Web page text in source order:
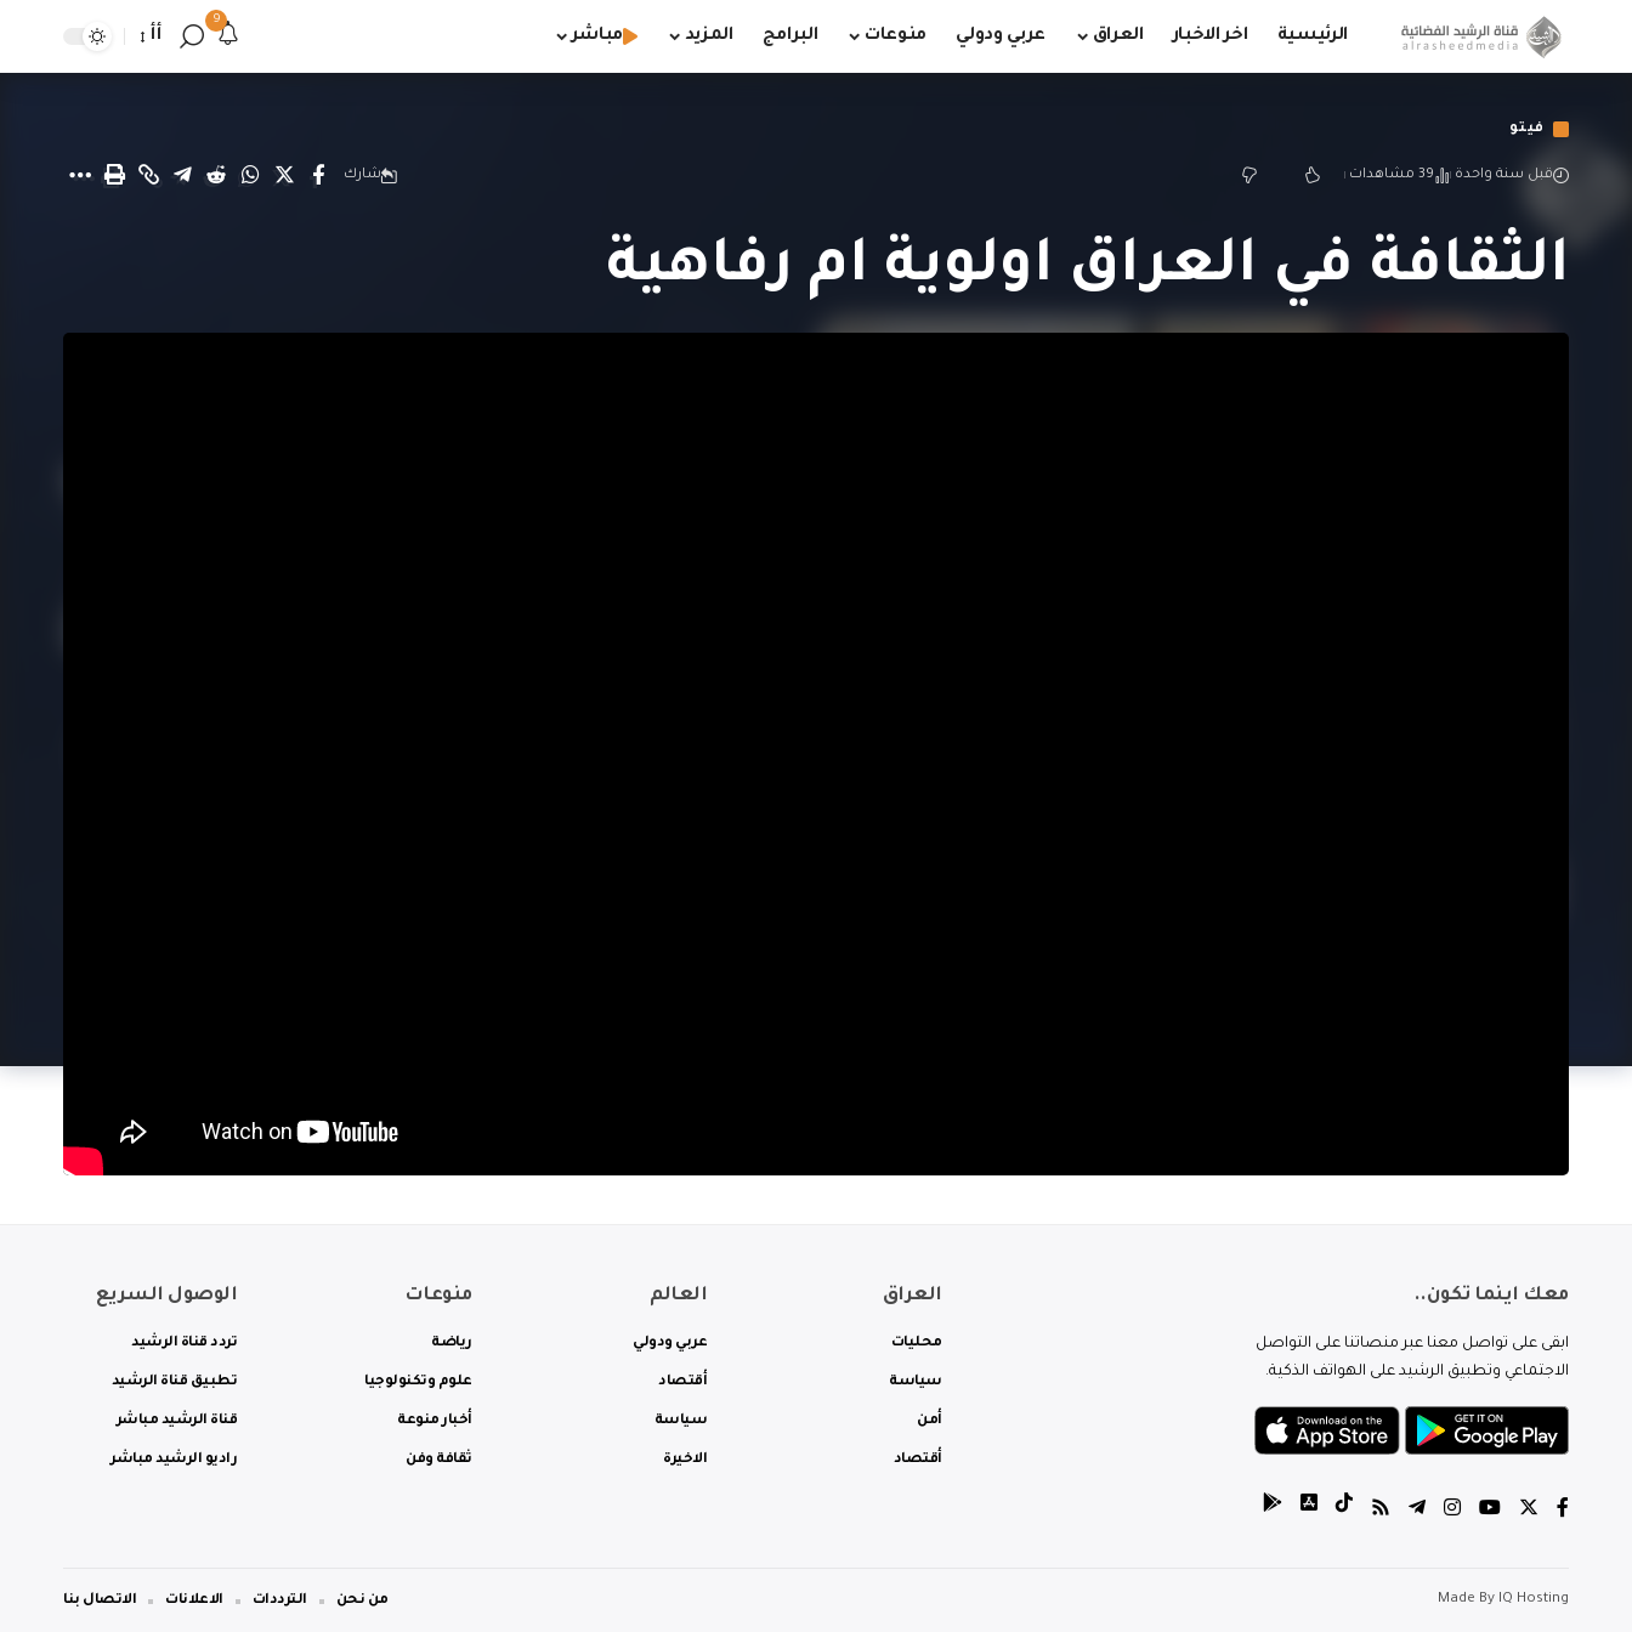
الرئيسية اخر الاخبار العراق عربي ودولي منوعات البرامج المزيد مباشر
9
أأ
فيتو
قبل سنة واحدة 39 مشاهدات شارك
الثقافة في العراق اولوية ام رفاهية
معك اينما تكون..
ابقى على تواصل معنا عبر منصاتنا على التواصل
الاجتماعي وتطبيق الرشيد على الهواتف الذكية.
العراق
محليات
سياسة
أمن
أقتصاد
العالم
عربي ودولي
أقتصاد
سياسة
الاخيرة
منوعات
رياضة
علوم وتكنولوجيا
أخبار منوعة
ثقافة وفن
الوصول السريع
تردد قناة الرشيد
تطبيق قناة الرشيد
قناة الرشيد مباشر
راديو الرشيد مباشر
Made By IQ Hosting من نحن الترددات الاعلانات الاتصال بنا